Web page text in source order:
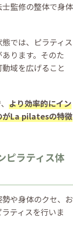
監修の整体で身体
では、ピラティス
ります。そのた
域を広げること
より効率的にイン
がLa pilatesの特徴
ピラティス体
や身体のクセ、お
ティスを行いま